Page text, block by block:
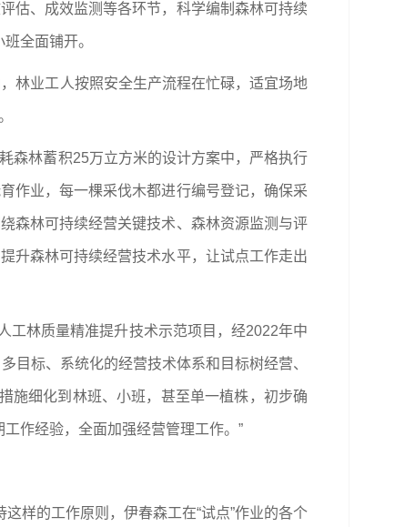
估、成效监测等各环节，科学编制森林可持续
全面铺开。
林业工人按照安全生产流程在忙碌，适宜场地
森林蓄积25万立方米的设计方案中，严格执行
作业，每一棵采伐木都进行编号登记，确保采
森林可持续经营关键技术、森林资源监测与评
升森林可持续经营技术水平，让试点工作走出
工林质量精准提升技术示范项目，经2022年中
目标、系统化的经营技术体系和目标树经营、
施细化到林班、小班，甚至单一植株，初步确
作经验，全面加强经营管理工作。”
样的工作原则，伊春森工在“试点”作业的各个